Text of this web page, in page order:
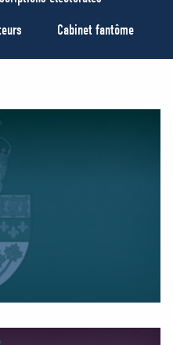
Cabinet fantôme